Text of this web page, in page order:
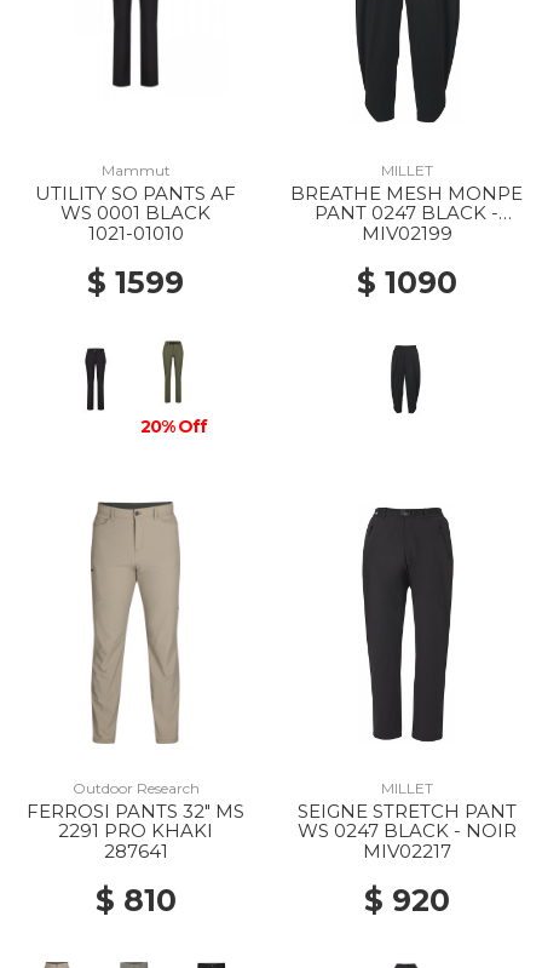
Mammut
UTILITY SO PANTS AF
WS 0001 BLACK
1021-01010
$ 1599
20% Off
MILLET
BREATHE MESH MONPE
PANT 0247 BLACK -
NOIR
MIV02199
$ 1090
Outdoor Research
FERROSI PANTS 32" MS
2291 PRO KHAKI
287641
$ 810
MILLET
SEIGNE STRETCH PANT
WS 0247 BLACK - NOIR
MIV02217
$ 920